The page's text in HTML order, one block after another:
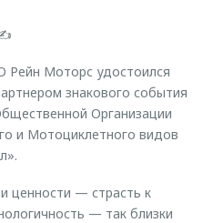
Рейн Моторс удостоился
знакового события
Организации
и Мотоциклетного видов
ценности — страсть к
— так близки